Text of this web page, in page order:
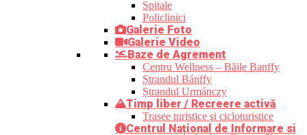
Spitale
Policlinici
Galerie Foto
Galerie Video
Baze de Agrement
Centru Wellness – Băile Banffy
Ștrandul Bánffy
Ștrandul Urmánczy
Timp liber / Recreere activă
Trasee turistice şi cicloturistice
Centrul Național de Informare si